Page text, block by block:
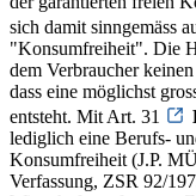
sich damit sinngemäss
"Konsumfreiheit". Die
dem Verbraucher
dass eine möglichst
entsteht. Mit Art. 31
lediglich eine Berufs-
Konsumfreiheit (J.P.
Verfassung, ZSR 92/